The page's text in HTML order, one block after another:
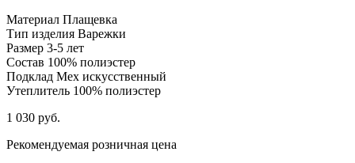
Материал Плащевка
Тип изделия Варежки
Размер 3-5 лет
Состав 100% полиэстер
Подклад Мех искусственный
Утеплитель 100% полиэстер
1 030 руб.
Рекомендуемая розничная цена